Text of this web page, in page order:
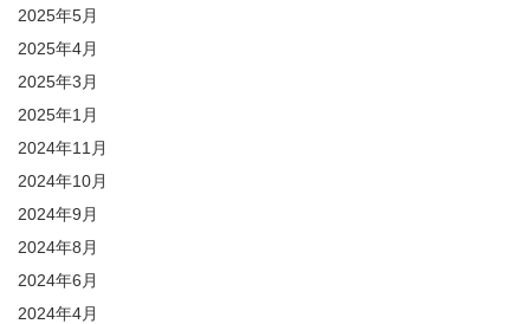
2025年5月
2025年4月
2025年3月
2025年1月
2024年11月
2024年10月
2024年9月
2024年8月
2024年6月
2024年4月